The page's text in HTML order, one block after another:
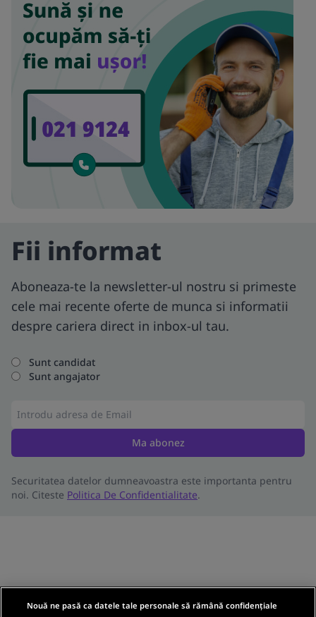
Fii informat
Aboneaza-te la newsletter-ul nostru si primeste
cele mai recente oferte de munca si informatii
despre cariera direct in inbox-ul tau.
Sunt candidat
Sunt angajator
Ma abonez
Securitatea datelor dumneavoastra este importanta pentru
noi. Citeste Politica De Confidentialitate.
Nouă ne pasă ca datele tale personale să rămână confidențiale